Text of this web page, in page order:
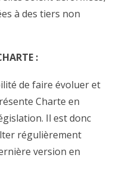
à des tiers non
:
de faire évoluer et
Charte en
Il est donc
régulièrement
version en